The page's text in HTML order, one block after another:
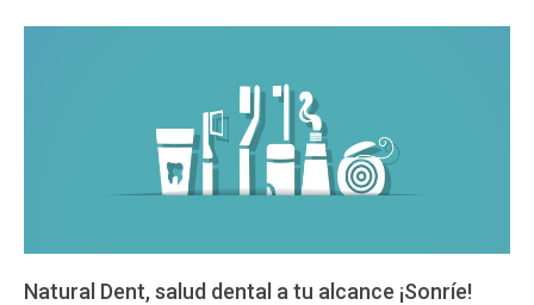
Natural Dent, salud dental a tu alcance ¡Sonríe!